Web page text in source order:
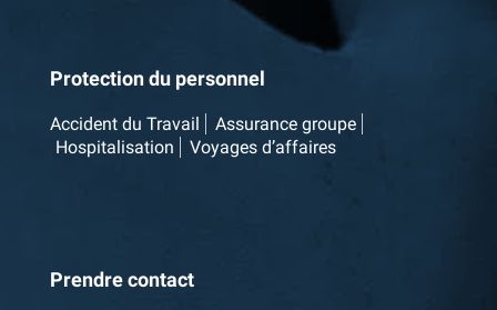
Protection du personnel
Accident du Travail
Assurance groupe
Hospitalisation
Voyages d’affaires
Prendre contact